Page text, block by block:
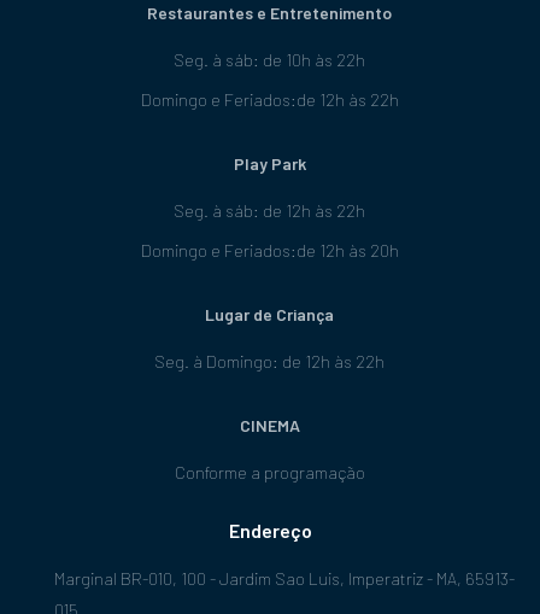
Restaurantes e Entretenimento
Seg. à sáb: de 10h às 22h
Domingo e Feriados:de 12h às 22h
Play Park
Seg. à sáb: de 12h às 22h
Domingo e Feriados:de 12h às 20h
Lugar de Criança
Seg. à Domingo: de 12h às 22h
CINEMA
Conforme a programação
Endereço
Marginal BR-010, 100 - Jardim Sao Luis, Imperatriz - MA, 65913-
015